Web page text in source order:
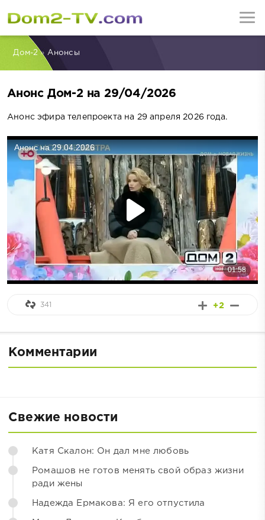
Дом-2» Анонсы
Анонс Дом-2 на 29/04/2026
Анонс эфира телепроекта на 29 апреля 2026 года.
+2
341
Комментарии
Свежие новости
Катя Скалон: Он дал мне любовь
Ромашов не готов менять свой образ жизни
ради жены
Надежда Ермакова: Я его отпустила